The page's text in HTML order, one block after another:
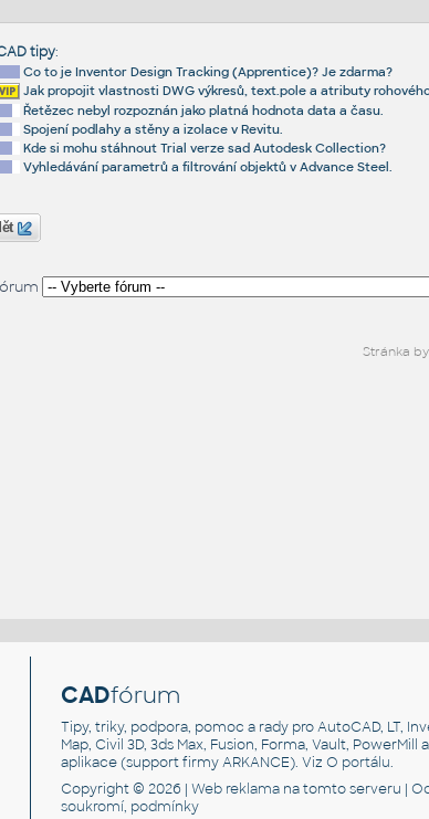
tipy:
Co to je Inventor Design Tracking (Apprentice)? Je zdarma?
Jak propojit vlastnosti DWG výkresů, text.pole a atributy
Řetězec nebyl rozpoznán jako platná hodnota data a času.
Spojení podlahy a stěny a izolace v Revitu.
Kde si mohu stáhnout Trial verze sad Autodesk Collection?
Vyhledávání parametrů a filtrování objektů v Advance Steel.
Stránka
CADfórum
Tipy, triky, podpora, pomoc a rady pro AutoCAD, LT,
Map, Civil 3D, 3ds Max, Fusion, Forma, Vault, PowerMill
aplikace (support firmy ARKANCE). VizO portálu.
Copyright © 2026 |Web reklama na tomto serveru |
soukromí, podmínky